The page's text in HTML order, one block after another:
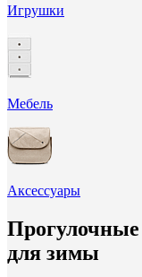
Игрушки
Мебель
Аксессуары
для зимы